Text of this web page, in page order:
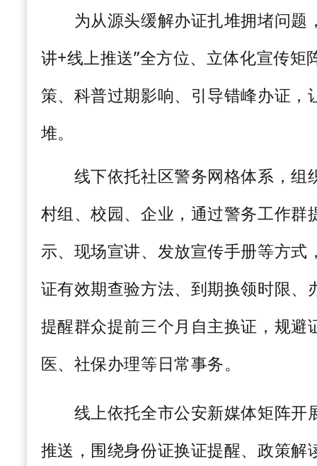
为从源头缓解办证扎堆拥堵问题
讲+线上推送”全方位、立体化宣传矩
策、科普过期影响、引导错峰办证，
堆。
线下依托社区警务网格体系，组
村组、校园、企业，通过警务工作群
示、现场宣讲、发放宣传手册等方式
证有效期查验方法、到期换领时限、
提醒群众提前三个月自主换证，规避
医、社保办理等日常事务。
线上依托全市公安新媒体矩阵开
推送，围绕身份证换证提醒、政策解